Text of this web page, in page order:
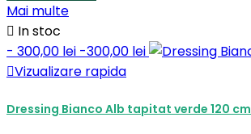
Mai multe
 In stoc
- 300,00 lei -300,00 lei
Vizualizare rapida
Dressing Bianco Alb tapitat verde 120 cm